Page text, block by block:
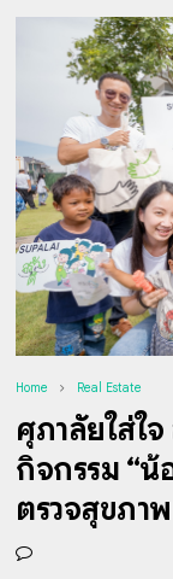
Home Real Estate
ศุภาลัยใส่ใ
กิจกรรม “
ตรวจสุขภา